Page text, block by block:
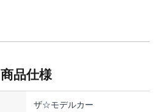
商品仕様
ザ☆モデルカー